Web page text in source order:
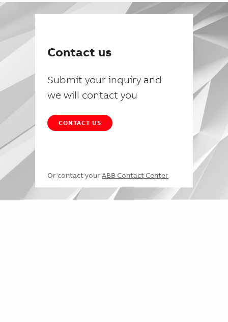
Contact us
Submit your inquiry and
we will contact you
CONTACT US
Or contact your ABB Contact Center